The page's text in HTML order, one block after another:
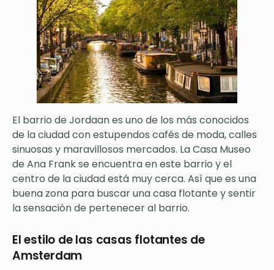
El barrio de Jordaan es uno de los más conocidos
de la ciudad con estupendos cafés de moda, calles
sinuosas y maravillosos mercados. La Casa Museo
de Ana Frank se encuentra en este barrio y el
centro de la ciudad está muy cerca. Así que es una
buena zona para buscar una casa flotante y sentir
la sensación de pertenecer al barrio.
El estilo de las casas flotantes de
Amsterdam